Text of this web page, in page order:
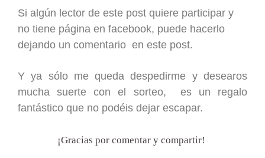
Si algún lector de este post quiere participar y
no tiene página en facebook, puede hacerlo
dejando un comentario en este post.
Y ya sólo me queda despedirme y desearos
mucha suerte con el sorteo, es un regalo
fantástico que no podéis dejar escapar.
¡Gracias por comentar y compartir!